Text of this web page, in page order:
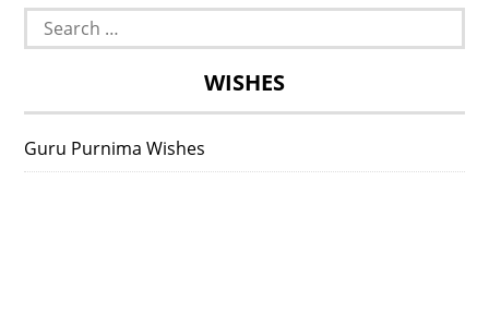
Search
for:
WISHES
Guru Purnima Wishes